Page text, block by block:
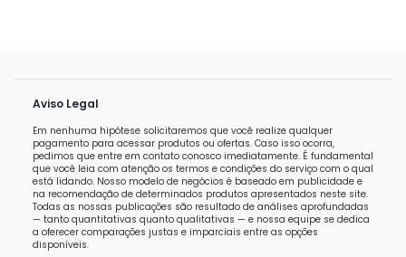
Aviso Legal
Em nenhuma hipótese solicitaremos que você realize qualquer
pagamento para acessar produtos ou ofertas. Caso isso ocorra,
pedimos que entre em contato conosco imediatamente. É fundamental
que você leia com atenção os termos e condições do serviço com o qual
está lidando. Nosso modelo de negócios é baseado em publicidade e
na recomendação de determinados produtos apresentados neste site.
Todas as nossas publicações são resultado de análises aprofundadas
— tanto quantitativas quanto qualitativas — e nossa equipe se dedica
a oferecer comparações justas e imparciais entre as opções
disponíveis.